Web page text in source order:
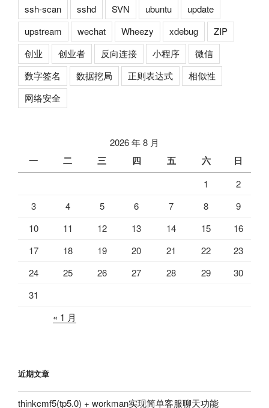
ssh-scan
sshd SVN ubuntu
update
upstream
wechat Wheezy xdebug
ZIP
创业
创业者 反向连接 小程序
微信
数字签名
数据挖局 正则表达式
相似性
网络安全
2026 年 8 月
一 二 三 四 五 六 日
1
2
3
4 5 6 7 8
9
10
11 12 13 14 15
16
17
18 19 20 21 22
23
24
25 26 27 28 29
30
31
« 1 月
近期文章
thinkcmf5(tp5.0) + workman实现简单客服聊天功能